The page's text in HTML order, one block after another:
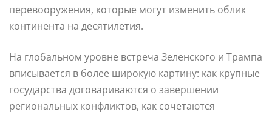
перевооружения, которые могут изменить облик
континента на десятилетия.
На глобальном уровне встреча Зеленского и Трампа
вписывается в более широкую картину: как крупные
государства договариваются о завершении
региональных конфликтов, как сочетаются